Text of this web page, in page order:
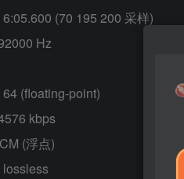
(70 195 200 采样)
Hz
(floating-point)
kbps
(浮点)
lossless